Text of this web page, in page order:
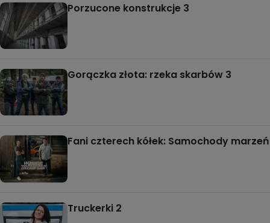
Porzucone konstrukcje 3
Gorączka złota: rzeka skarbów 3
Fani czterech kółek: Samochody marzeń
Truckerki 2